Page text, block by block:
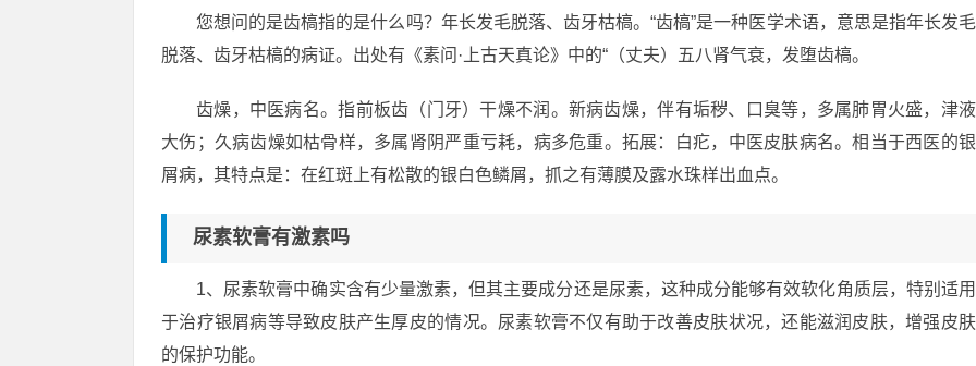
您想问的是齿槁指的是什么吗？年长发毛脱落、齿牙枯槁。“齿槁”是一种医学术语，意思是指年长发毛
脱落、齿牙枯槁的病证。出处有《素问·上古天真论》中的“（丈夫）五八肾气衰，发堕齿槁。
齿燥，中医病名。指前板齿（门牙）干燥不润。新病齿燥，伴有垢秽、口臭等，多属肺胃火盛，津液
大伤；久病齿燥如枯骨样，多属肾阴严重亏耗，病多危重。拓展：白疕，中医皮肤病名。相当于西医的银
屑病，其特点是：在红斑上有松散的银白色鳞屑，抓之有薄膜及露水珠样出血点。
尿素软膏有激素吗
1、尿素软膏中确实含有少量激素，但其主要成分还是尿素，这种成分能够有效软化角质层，特别适用
于治疗银屑病等导致皮肤产生厚皮的情况。尿素软膏不仅有助于改善皮肤状况，还能滋润皮肤，增强皮肤
的保护功能。